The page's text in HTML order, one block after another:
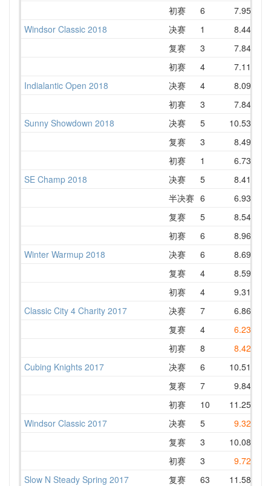
初赛
6 7.95
Windsor Classic 2018
决赛 1 8.44
复赛
3 7.84
初赛
4 7.11
Indialantic Open 2018
决赛 4 8.09
初赛
3 7.84
Sunny Showdown 2018
决赛 5 10.53
复赛
3 8.49
初赛
1 6.73
SE Champ 2018
决赛 5 8.41
半决赛 6 6.93
复赛
5 8.54
初赛
6 8.96
Winter Warmup 2018
决赛 6 8.69
复赛
4 8.59
初赛
4 9.31
Classic City 4 Charity 2017
决赛 7 6.86
复赛
4 6.23
初赛
8 8.42
Cubing Knights 2017
决赛 6 10.51
复赛
7 9.84
初赛
10 11.25
Windsor Classic 2017
决赛 5 9.32
复赛
3 10.08
初赛
3 9.72
Slow N Steady Spring 2017
复赛 63 11.58